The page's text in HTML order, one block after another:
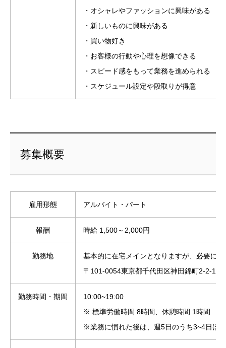
・オシャレやファッションに興味がある
・新しいものに興味がある
・買い物好き
・お客様の行動や心理を想像できる
・スピード感をもって業務を進められる
・スケジュール設定や段取りが得意
募集概要
雇用形態 アルバイト・パート
報酬 時給 1,500～2,000円
勤務地
基本的に在宅メインとなりますが、必要に
〒101-0054東京都千代田区神田錦町2-2-1
勤務時間・期間
10:00~19:00
※ 標準労働時間 8時間、休憩時間 1時間
※業務に慣れた後は、週5日のうち3~4日ほ